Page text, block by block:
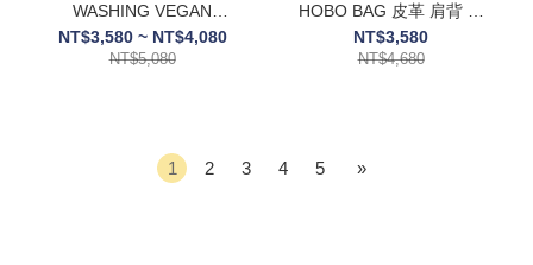
WASHING VEGAN
LEATHER MINI BAG 西部
牛仔靴 迷你繫帶 水洗機車
NT$3,580 ~ NT$4,080
NT$5,080
HOBO BAG 皮革 肩背 手
提包 多口袋 兩色
NT$3,580
NT$4,680
1 2 3 4 5 »